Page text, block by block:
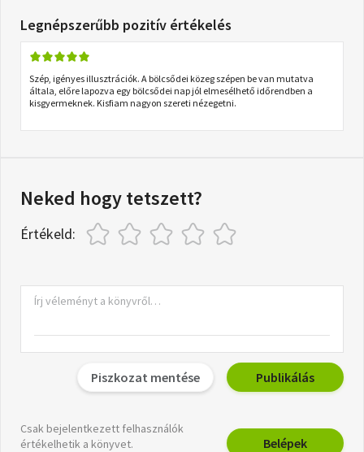
Legnépszerűbb pozitív értékelés
Szép, igényes illusztrációk. A bölcsődei közeg szépen be van mutatva
általa, előre lapozva egy bölcsődei nap jól elmesélhető időrendben a
kisgyermeknek. Kisfiam nagyon szereti nézegetni.
Neked hogy tetszett?
Értékeld:
Piszkozat mentése Publikálás
Csak bejelentkezett felhasználók
értékelhetik a könyvet.
Belépek